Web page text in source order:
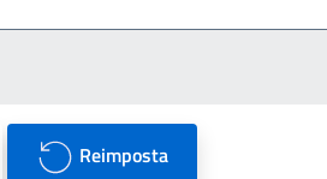
Reimposta